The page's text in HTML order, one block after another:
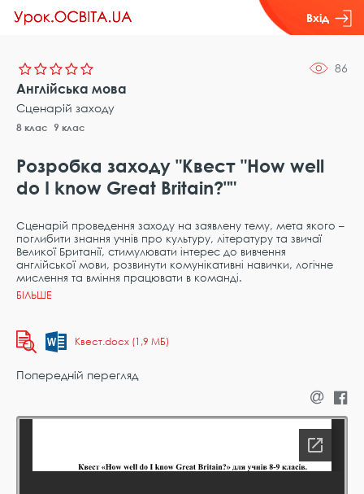
Вхід
86
Англійська мова
Сценарій заходу
8 клас 9 клас
Розробка заходу "Квест "How well
do I know Great Britain?""
Сценарій проведення заходу на заявлену тему, мета якого –
поглибити знання учнів про культуру, літературу та звичаї
Великої Британії, стимулювати інтерес до вивчення
англійської мови, розвинути комунікативні навички, логічне
мислення та вміння працювати в команді.
Квест.docx (1,9 МБ)
Попередній перегляд